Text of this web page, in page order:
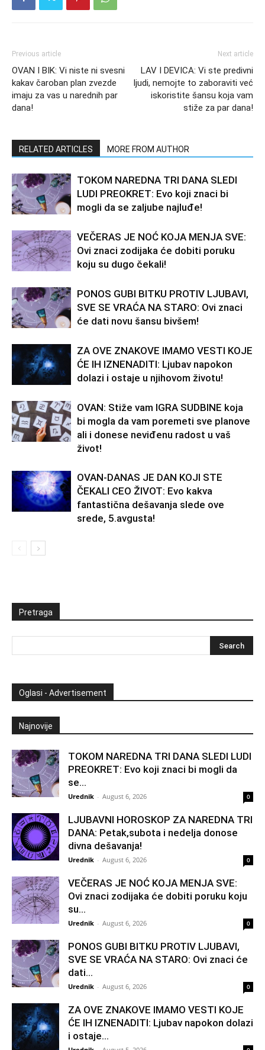
Previous article
OVAN I BIK: Vi niste ni svesni
kakav čaroban plan zvezde
imaju za vas u narednih par
dana!
Next article
LAV I DEVICA: Vi ste predivni
ljudi, nemojte to zaboraviti već
iskoristite šansu koja vam
stiže za par dana!
RELATED ARTICLES MORE FROM AUTHOR
TOKOM NAREDNA TRI DANA SLEDI
LUDI PREOKRET: Evo koji znaci bi
mogli da se zaljube najluđe!
VEČERAS JE NOĆ KOJA MENJA SVE:
Ovi znaci zodijaka će dobiti poruku
koju su dugo čekali!
PONOS GUBI BITKU PROTIV LJUBAVI,
SVE SE VRAĆA NA STARO: Ovi znaci
će dati novu šansu bivšem!
ZA OVE ZNAKOVE IMAMO VESTI KOJE
ĆE IH IZNENADITI: Ljubav napokon
dolazi i ostaje u njihovom životu!
OVAN: Stiže vam IGRA SUDBINE koja
bi mogla da vam poremeti sve planove
ali i donese neviđenu radost u vaš
život!
OVAN-DANAS JE DAN KOJI STE
ČEKALI CEO ŽIVOT: Evo kakva
fantastična dešavanja slede ove
srede, 5.avgusta!
Pretraga
Oglasi - Advertisement
Najnovije
TOKOM NAREDNA TRI DANA SLEDI LUDI
PREOKRET: Evo koji znaci bi mogli da
se...
Urednik - August 6, 2026 0
LJUBAVNI HOROSKOP ZA NAREDNA TRI
DANA: Petak,subota i nedelja donose
divna dešavanja!
Urednik - August 6, 2026 0
VEČERAS JE NOĆ KOJA MENJA SVE:
Ovi znaci zodijaka će dobiti poruku koju
su...
Urednik - August 6, 2026 0
PONOS GUBI BITKU PROTIV LJUBAVI,
SVE SE VRAĆA NA STARO: Ovi znaci će
dati...
Urednik - August 6, 2026 0
ZA OVE ZNAKOVE IMAMO VESTI KOJE
ĆE IH IZNENADITI: Ljubav napokon dolazi
i ostaje...